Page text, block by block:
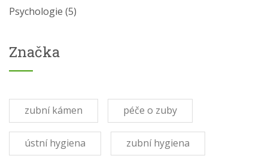
Psychologie (5)
Značka
zubní kámen péče o zuby
ústní hygiena zubní hygiena